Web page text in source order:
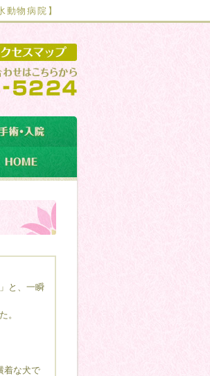
動物病院】
と、一瞬
。
着な犬で